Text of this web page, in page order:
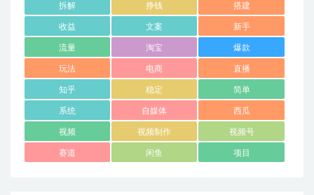
拆解 挣钱 搭建
收益 文案 新手
流量 淘宝 爆款
玩法 电商 直播
知乎 稳定 简单
系统 自媒体 西瓜
视频 视频制作 视频号
赛道 闲鱼 项目